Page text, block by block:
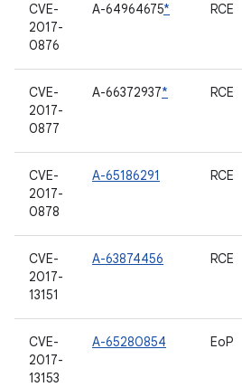
CVE-
2017-
0876
A-64964675* RCE
CVE-
2017-
0877
A-66372937* RCE
CVE-
2017-
0878
A-65186291 RCE
CVE-
2017-
13151
A-63874456 RCE
CVE-
2017-
13153
A-65280854 EoP